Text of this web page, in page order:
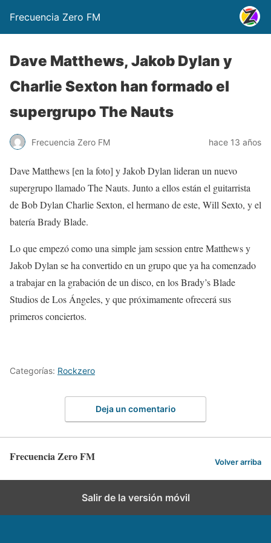
Frecuencia Zero FM
Dave Matthews, Jakob Dylan y
Charlie Sexton han formado el
supergrupo The Nauts
Frecuencia Zero FM hace 13 años
Dave Matthews [en la foto] y Jakob Dylan lideran un nuevo
supergrupo llamado The Nauts. Junto a ellos están el guitarrista
de Bob Dylan Charlie Sexton, el hermano de este, Will Sexto, y el
batería Brady Blade.
Lo que empezó como una simple jam session entre Matthews y
Jakob Dylan se ha convertido en un grupo que ya ha comenzado
a trabajar en la grabación de un disco, en los Brady’s Blade
Studios de Los Ángeles, y que próximamente ofrecerá sus
primeros conciertos.
Categorías: Rockzero
Deja un comentario
Frecuencia Zero FM Volver arriba
Salir de la versión móvil